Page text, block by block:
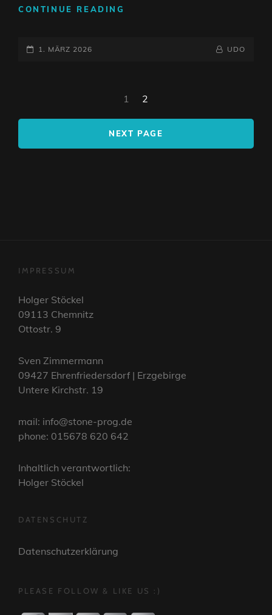
CONTINUE READING
POSTED-
1. MÄRZ 2026
BY
BYLINE
UDO
subtitle
screen-
1 2
NEXT PAGE
IMPRESSUM
Holger Stöckel
09113 Chemnitz
Ottostr. 9
Sven Zimmermann
09427 Ehrenfriedersdorf | Erzgebirge
Untere Kirchstr. 19
mail: info@stone-prog.de
phone: 015678 620 642
Inhaltlich verantwortlich:
Holger Stöckel
DATENSCHUTZ
Datenschutzerklärung
PLEASE FOLLOW & LIKE US :)